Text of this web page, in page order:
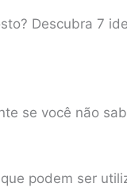
Descubra 7
se você não
podem ser